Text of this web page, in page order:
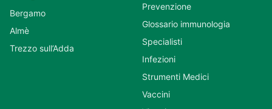
Bergamo
Almè
Trezzo sull’Adda
Prevenzione
Glossario immunologia
Specialisti
Infezioni
Strumenti Medici
Vaccini